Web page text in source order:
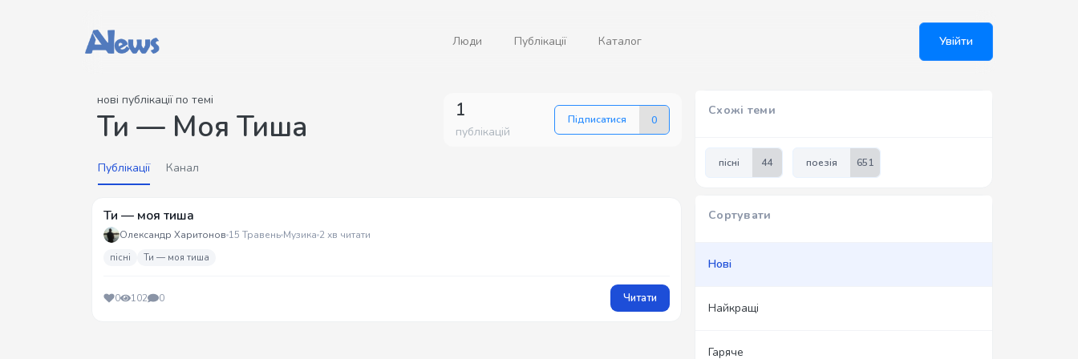
Люди Публікації Каталог Увійти
нові публікації по темі
Ти — Моя Тиша 1
публікацій
Підписатися 0
Публікації Канал
Ти — моя тиша
Олександр Харитонов 15 Травень Музика 2 хв читати
пісні Ти — моя тиша
0 102 0 Читати
Схожі теми
пісні 44 поезія 651
Сортувати
Нові
Найкращі
Гаряче